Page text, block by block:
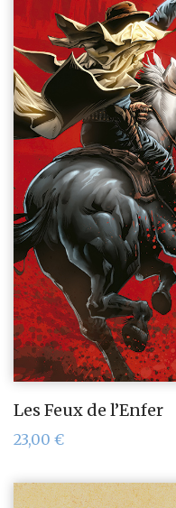
Les Feux de l’Enfer
23,00 €